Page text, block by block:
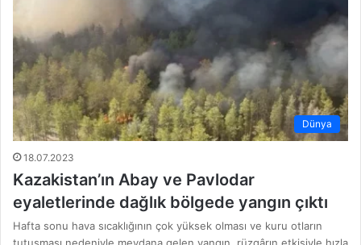
Dünya
18.07.2023
Kazakistan’ın Abay ve Pavlodar
eyaletlerinde dağlık bölgede yangın çıktı
Hafta sonu hava sıcaklığının çok yüksek olması ve kuru otların